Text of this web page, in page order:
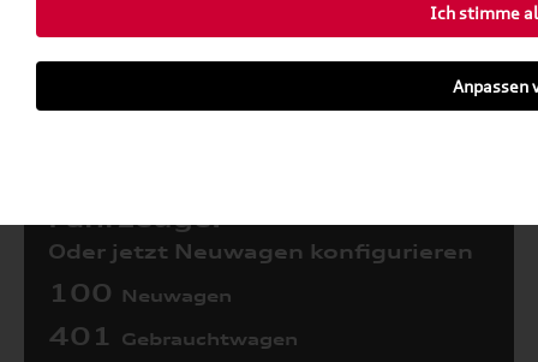
Zurück zur Startseite
Fahrzeuge:
Oder jetzt Neuwagen konfigurieren
100 Neuwagen
401 Gebrauchtwagen
Ich stimme
Anpassen